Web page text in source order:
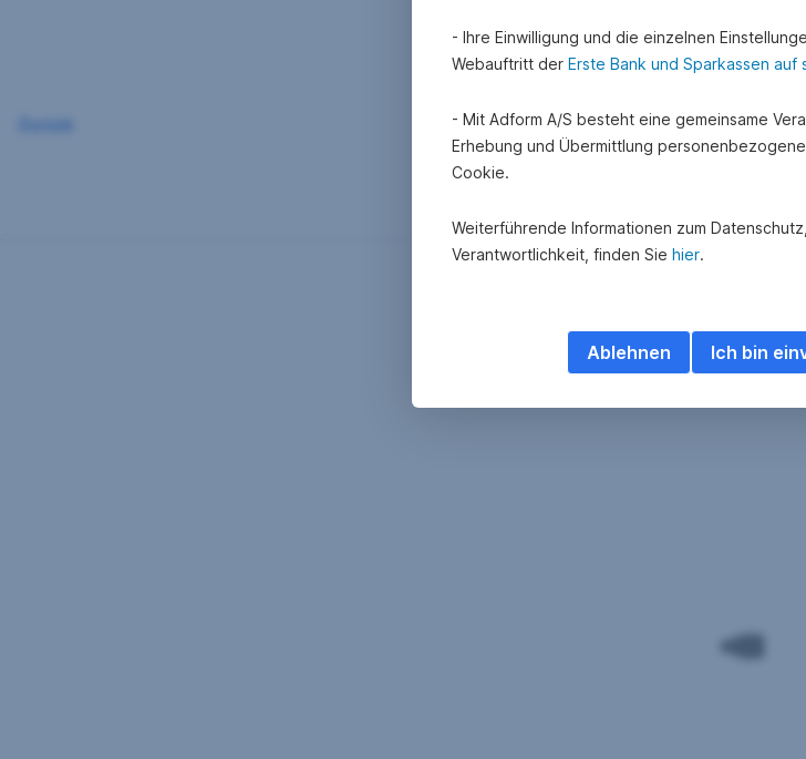
- Ihre Einwilligung und die einzelnen
Webauftritt der Erste Bank und Sparkassen auf
- Mit Adform A/S besteht eine gemeinsame
Erhebung und Übermittlung
Cookie.
Weiterführende Informationen zum
Verantwortlichkeit, finden Sie hier.
Ich bin
Ablehnen